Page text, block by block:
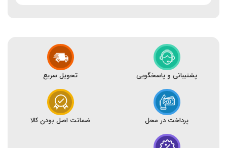
پشتیبانی و پاسخگویی تحویل سریع
پرداخت در محل ضمانت اصل بودن کالا